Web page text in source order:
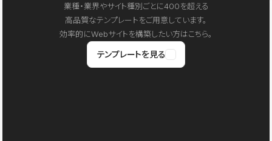
業種・業界やサイト種別ごとに400を超える
高品質なテンプレートをご用意しています。
効率的にWebサイトを構築したい方はこちら。
テンプレートを見る